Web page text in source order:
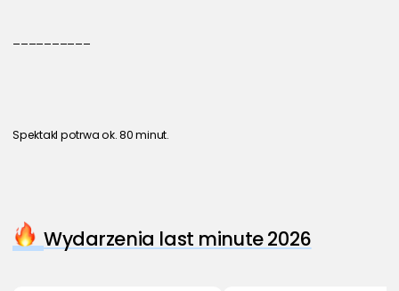
Spektakl potrwa ok. 80 minut.
Wydarzenia last minute 2026